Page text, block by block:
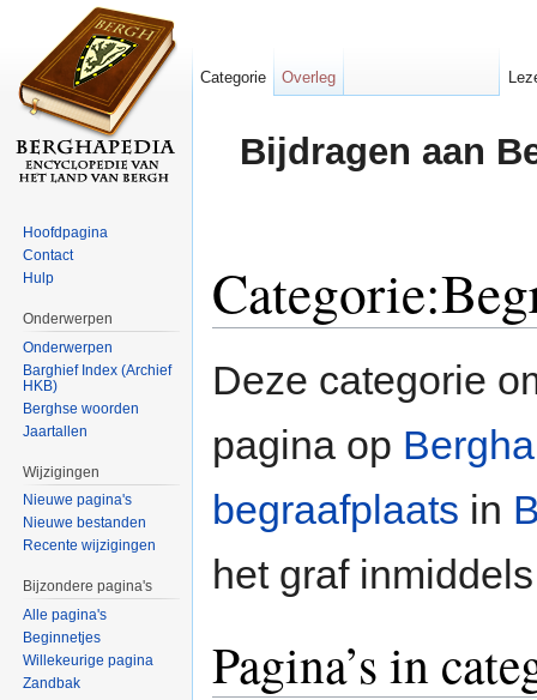
Bijdragen aan
Deze categorie
pagina op
begraafplaats in
het graf
Pagina’s in
Categorie Overleg
Hoofdpagina
Contact
Hulp
Onderwerpen
Onderwerpen
Barghief Index (Archief
HKB)
Berghse woorden
Jaartallen
Wijzigingen
Nieuwe pagina's
Nieuwe bestanden
Recente wijzigingen
Bijzondere pagina's
Alle pagina's
Beginnetjes
Willekeurige pagina
Zandbak